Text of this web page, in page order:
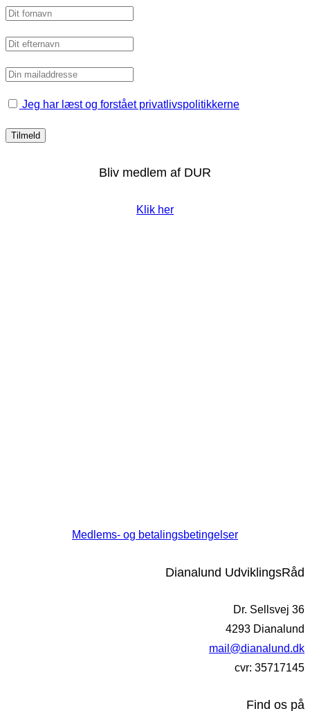
Jeg har læst og forstået privatlivspolitikkerne
Bliv medlem af DUR
Klik her
Medlems- og betalingsbetingelser
Dianalund UdviklingsRåd
Dr. Sellsvej 36
4293 Dianalund
mail@dianalund.dk
cvr: 35717145
Find os på